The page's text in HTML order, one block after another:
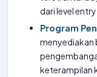
dari level
Program
menyediakan
keterampilan